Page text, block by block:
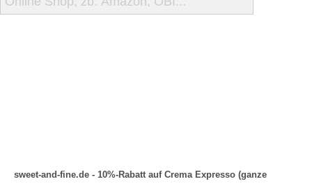
sweet-and-fine.de - 10%-Rabatt auf Crema Expresso (ganze